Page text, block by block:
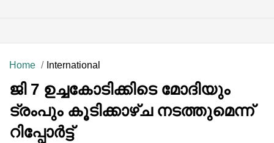
Home International
ജി 7 ഉച്ചകോടിക്കിടെ മോദിയും
ട്രംപും കൂടിക്കാഴ്ച നടത്തുമെന്ന്
റിപ്പോർട്ട്